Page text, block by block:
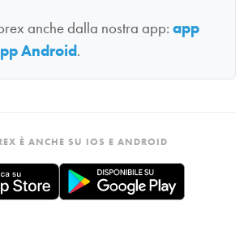
anche dalla nostra app: app
Android.
È ANCHE SU IOS E ANDROID